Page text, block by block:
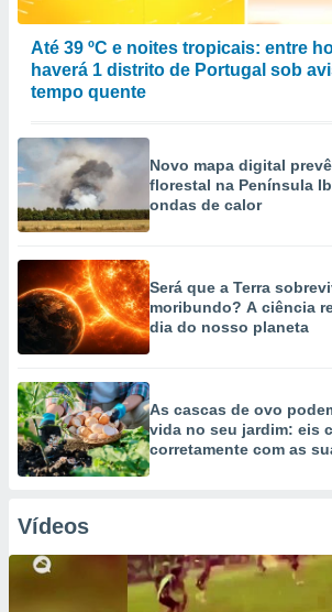
Até 39 ºC e noites tropicais: entre
haverá 1 distrito de Portugal sob
tempo quente
Novo mapa digital
florestal na Península
ondas de calor
Será que a Terra
moribundo? A ciência
dia do nosso planeta
As cascas de ovo
vida no seu jardim: eis
corretamente com as
Vídeos